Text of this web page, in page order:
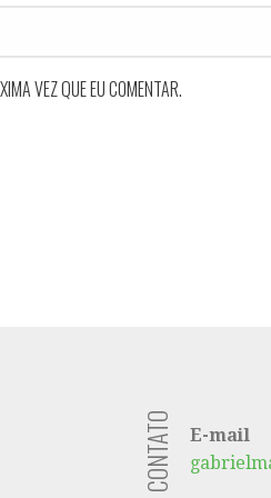
VEZ QUE EU COMENTAR.
E-mail